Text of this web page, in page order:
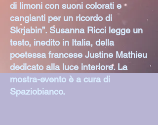
di limoni con suoni colorati e
cangianti per un ricordo di
Skrjabin”. Susanna Ricci legge un
testo, inedito in Italia, della
poetessa francese Justine Mathieu
dedicato alla luce interiore. La
mostra-evento è a cura di
Spaziobianco.